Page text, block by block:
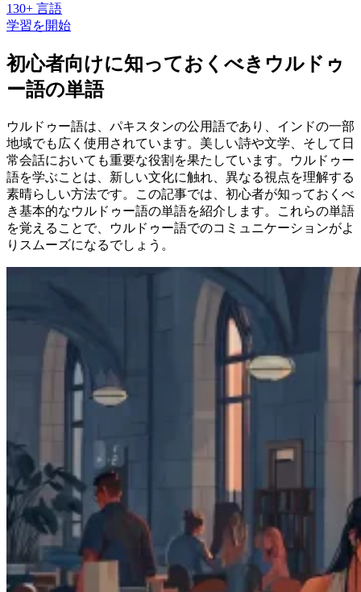
130+ 言語
学習を開始
初心者向けに知っておくべきウルドゥ
ー語の単語
ウルドゥー語は、パキスタンの公用語であり、インドの一部
地域でも広く使用されています。美しい詩や文学、そして日
常会話においても重要な役割を果たしています。ウルドゥー
語を学ぶことは、新しい文化に触れ、異なる視点を理解する
素晴らしい方法です。この記事では、初心者が知っておくべ
き基本的なウルドゥー語の単語を紹介します。これらの単語
を覚えることで、ウルドゥー語でのコミュニケーションがよ
りスムーズになるでしょう。